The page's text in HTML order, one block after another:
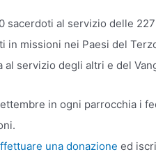
sacerdoti al servizio delle
in missioni nei Paesi del
al servizio degli altri e del
in ogni parrocchia i
una donazione ed